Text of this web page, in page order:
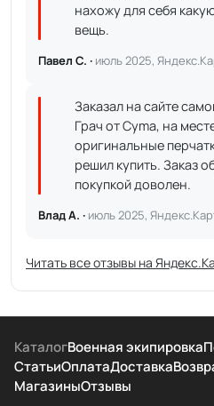
нахожу для себя
вещь.
Павел С. · июль 2025,
Заказал на сайте
Грач от Cyma, на
оригинальные
решил купить. Заказ
покупкой доволен.
Влад А. · июль 2025,
Читать все отзывы на
КаталогВоенная экипировка
СтатьиОплатаДоставка
МагазиныОтзывы